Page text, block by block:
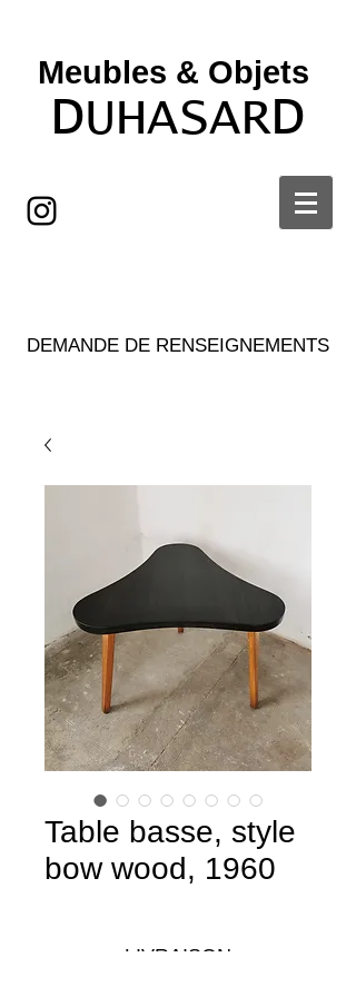
Meubles & Objets ​
DUHASARD
DEMANDE DE RENSEIGNEMENTS
Table basse, style
bow wood, 1960
LIVRAISON